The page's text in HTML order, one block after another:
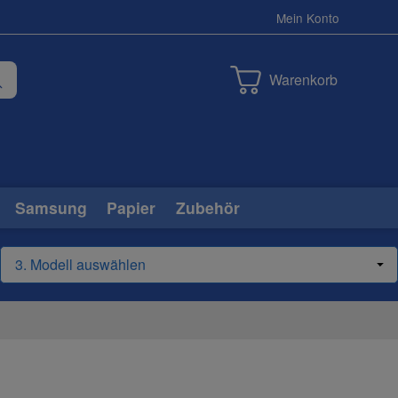
Mein Konto
Warenkorb
Samsung Papier Zubehör